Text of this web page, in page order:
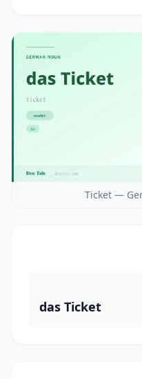
Ticket —
das Ticket